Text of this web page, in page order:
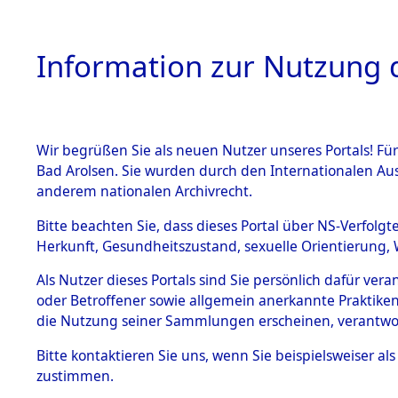
HOME
BESTÄNDE
Inhaftierungsdoku
mente
1.2.9 Beim ITS
verwahrte
1.2.9.1
Effekten aus
0007
Information zur Nutzung
Wir begrüßen Sie als neuen Nutzer unseres Portals!
Bad Arolsen. Sie wurden durch den Internationalen
anderem nationalen Archivrecht.
Bitte beachten Sie, dass dieses Portal über NS-
Herkunft, Gesundheitszustand, sexuelle
Als Nutzer dieses Portals sind Sie persönlich dafür
oder Betroffener sowie allgemein anerkannte
die Nutzung seiner Sammlungen erscheinen,
Bitte kontaktieren Sie uns, wenn Sie beispielsweiser
zustimmen.